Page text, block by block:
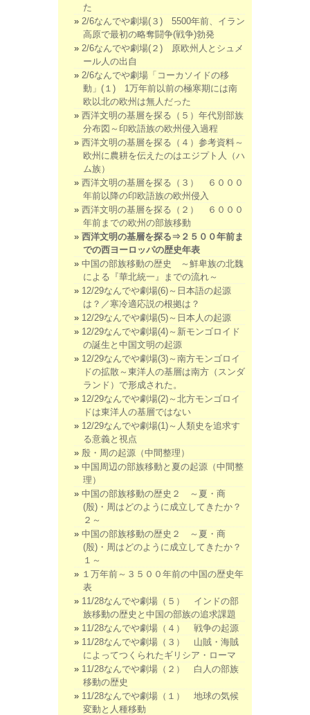
た
2/6なんでや劇場(３) 5500年前、イラン
高原で最初の略奪闘争(戦争)勃発
2/6なんでや劇場(２) 原欧州人とシュメ
ール人の出自
2/6なんでや劇場「コーカソイドの移
動」(１) 1万年前以前の極寒期には南
欧以北の欧州は無人だった
西洋文明の基層を探る（５）年代別部族
分布図～印欧語族の欧州侵入過程
西洋文明の基層を探る（４）参考資料～
欧州に農耕を伝えたのはエジプト人（ハ
ム族）
西洋文明の基層を探る（３） ６０００
年前以降の印欧語族の欧州侵入
西洋文明の基層を探る（２） ６０００
年前までの欧州の部族移動
西洋文明の基層を探る⇒２５００年前ま
での西ヨーロッパの歴史年表
中国の部族移動の歴史 ～鮮卑族の北魏
による『華北統一』までの流れ～
12/29なんでや劇場(6)～日本語の起源
は？／寒冷適応説の根拠は？
12/29なんでや劇場(5)～日本人の起源
12/29なんでや劇場(4)～新モンゴロイド
の誕生と中国文明の起源
12/29なんでや劇場(3)～南方モンゴロイ
ドの拡散～東洋人の基層は南方（スンダ
ランド）で形成された。
12/29なんでや劇場(2)～北方モンゴロイ
ドは東洋人の基層ではない
12/29なんでや劇場(1)～人類史を追求す
る意義と視点
殷・周の起源（中間整理）
中国周辺の部族移動と夏の起源（中間整
理）
中国の部族移動の歴史２ ～夏・商
(殷)・周はどのように成立してきたか？
２～
中国の部族移動の歴史２ ～夏・商
(殷)・周はどのように成立してきたか？
１～
１万年前～３５００年前の中国の歴史年
表
11/28なんでや劇場（５） インドの部
族移動の歴史と中国の部族の追求課題
11/28なんでや劇場（４） 戦争の起源
11/28なんでや劇場（３） 山賊・海賊
によってつくられたギリシア・ローマ
11/28なんでや劇場（２） 白人の部族
移動の歴史
11/28なんでや劇場（１） 地球の気候
変動と人種移動